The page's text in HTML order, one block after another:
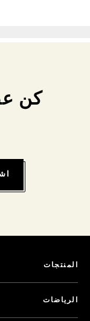
كن
المنتجات
الرياضات